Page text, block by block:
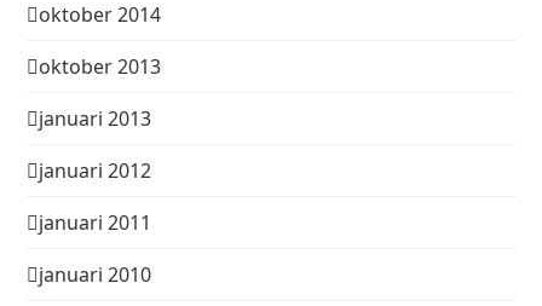
oktober 2014
oktober 2013
januari 2013
januari 2012
januari 2011
januari 2010